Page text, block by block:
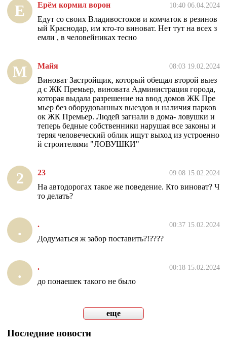
Е Ерём кормил ворон 10:40 06.04.2024
Едут со своих Владивостоков и комчаток в резинов
ый Краснодар, им кто-то виноват. Нет тут на всех з
емли , в человейниках тесно
М Майя 08:03 19.02.2024
Виноват Застройщик, который обещал второй выез
д с ЖК Премьер, виновата Администрация города,
которая выдала разрешение на ввод домов ЖК Пре
мьер без оборудованных выездов и наличия парков
ок ЖК Премьер. Людей загнали в дома- ловушки и
теперь бедные собственники нарушая все законы и
теряя человеческий облик ищут выход из устроенно
й строителями "ЛОВУШКИ"
2 23 09:08 15.02.2024
На автодорогах такое же поведение. Кто виноват? Ч
то делать?
. . 00:37 15.02.2024
Додуматься ж забор поставить?!????
. . 00:18 15.02.2024
до понаешек такого не было
еще
Последние новости